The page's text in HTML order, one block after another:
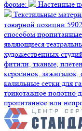
форме:
Настенные
Текстильные
товарной позиции
способом
являющиеся
художественных
фитили, тканые,
керосинок,
калильные сетки для
трикотажное полотно
пропитанное или